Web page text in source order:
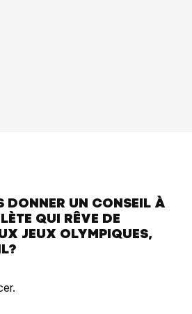
DONNER UN CONSEIL À
QUI RÊVE DE
JEUX OLYMPIQUES,